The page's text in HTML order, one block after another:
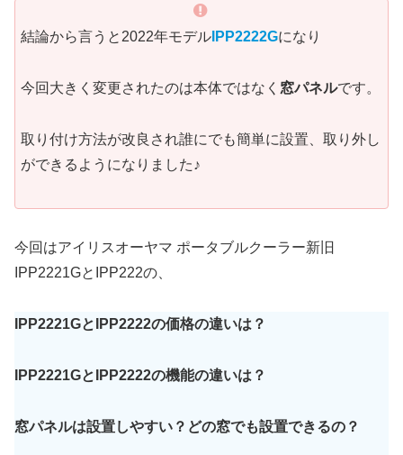
結論から言うと2022年モデル IPP2222Gになり
今回大きく変更されたのは本体ではなく 窓パネルです。
取り付け方法が改良され誰にでも簡単に設置、取り外し
ができるようになりました♪
今回はアイリスオーヤマ ポータブルクーラー新旧
IPP2221GとIPP222の、
IPP2221GとIPP2222の価格の違いは？
IPP2221GとIPP2222の機能の違いは？
窓パネルは設置しやすい？どの窓でも設置できるの？